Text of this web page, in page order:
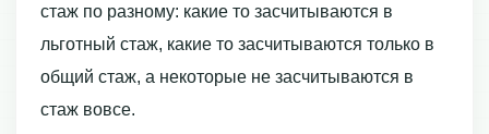
стаж по разному: какие то засчитываются в
льготный стаж, какие то засчитываются только в
общий стаж, а некоторые не засчитываются в
стаж вовсе.